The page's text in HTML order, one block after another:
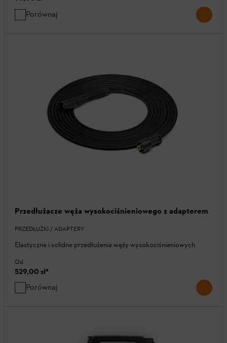
Porównaj
Przedłużacze węża wysokociśnieniowego z adapterem
PRZEDŁUŻKI / ADAPTERY
Elastyczne i solidne przedłużenia węży wysokociśnieniowych
Od
529,00 zł*
Porównaj